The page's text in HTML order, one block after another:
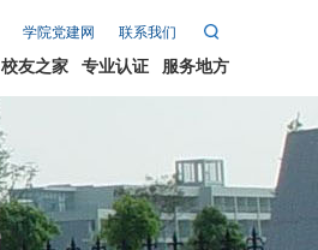
学院党建网 联系我们
校友之家 专业认证 服务地方
专业认证
新闻快递
培养方案
服务地方